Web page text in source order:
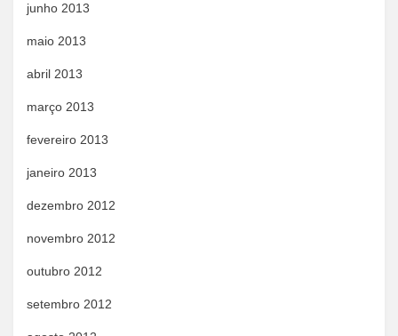
junho 2013
maio 2013
abril 2013
março 2013
fevereiro 2013
janeiro 2013
dezembro 2012
novembro 2012
outubro 2012
setembro 2012